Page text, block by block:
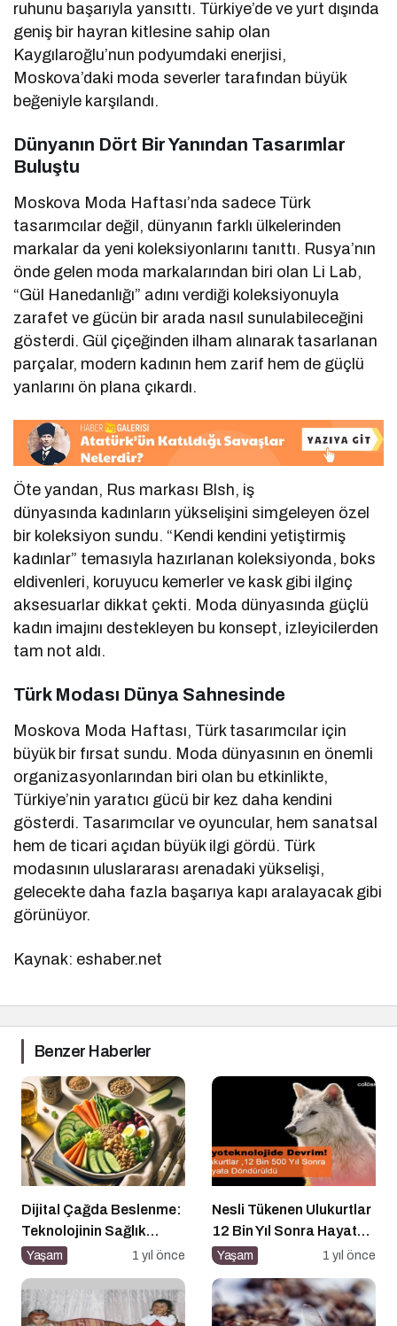
ruhunu başarıyla yansıttı. Türkiye’de ve yurt dışında
geniş bir hayran kitlesine sahip olan
Kaygılaroğlu’nun podyumdaki enerjisi,
Moskova’daki moda severler tarafından büyük
beğeniyle karşılandı.
Dünyanın Dört Bir Yanından Tasarımlar
Buluştu
Moskova Moda Haftası’nda sadece Türk
tasarımcılar değil, dünyanın farklı ülkelerinden
markalar da yeni koleksiyonlarını tanıttı. Rusya’nın
önde gelen moda markalarından biri olan Li Lab,
“Gül Hanedanlığı” adını verdiği koleksiyonuyla
zarafet ve gücün bir arada nasıl sunulabileceğini
gösterdi. Gül çiçeğinden ilham alınarak tasarlanan
parçalar, modern kadının hem zarif hem de güçlü
yanlarını ön plana çıkardı.
Öte yandan, Rus markası Blsh, iş
dünyasında kadınların yükselişini simgeleyen özel
bir koleksiyon sundu. “Kendi kendini yetiştirmiş
kadınlar” temasıyla hazırlanan koleksiyonda, boks
eldivenleri, koruyucu kemerler ve kask gibi ilginç
aksesuarlar dikkat çekti. Moda dünyasında güçlü
kadın imajını destekleyen bu konsept, izleyicilerden
tam not aldı.
Türk Modası Dünya Sahnesinde
Moskova Moda Haftası, Türk tasarımcılar için
büyük bir fırsat sundu. Moda dünyasının en önemli
organizasyonlarından biri olan bu etkinlikte,
Türkiye’nin yaratıcı gücü bir kez daha kendini
gösterdi. Tasarımcılar ve oyuncular, hem sanatsal
hem de ticari açıdan büyük ilgi gördü. Türk
modasının uluslararası arenadaki yükselişi,
gelecekte daha fazla başarıya kapı aralayacak gibi
görünüyor.
Kaynak: eshaber.net
Benzer Haberler
Dijital Çağda Beslenme:
Teknolojinin Sağlık
Üzerindeki Etkileri ve
Yaşam 1 yıl önce
Nesli Tükenen Ulukurtlar
12 Bin Yıl Sonra Hayata
Döndürüldü
Yaşam 1 yıl önce